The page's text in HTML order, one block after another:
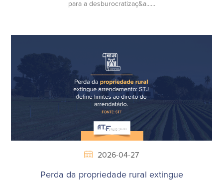
para a desburocratizaç&a......
2026-04-27
Perda da propriedade rural extingue